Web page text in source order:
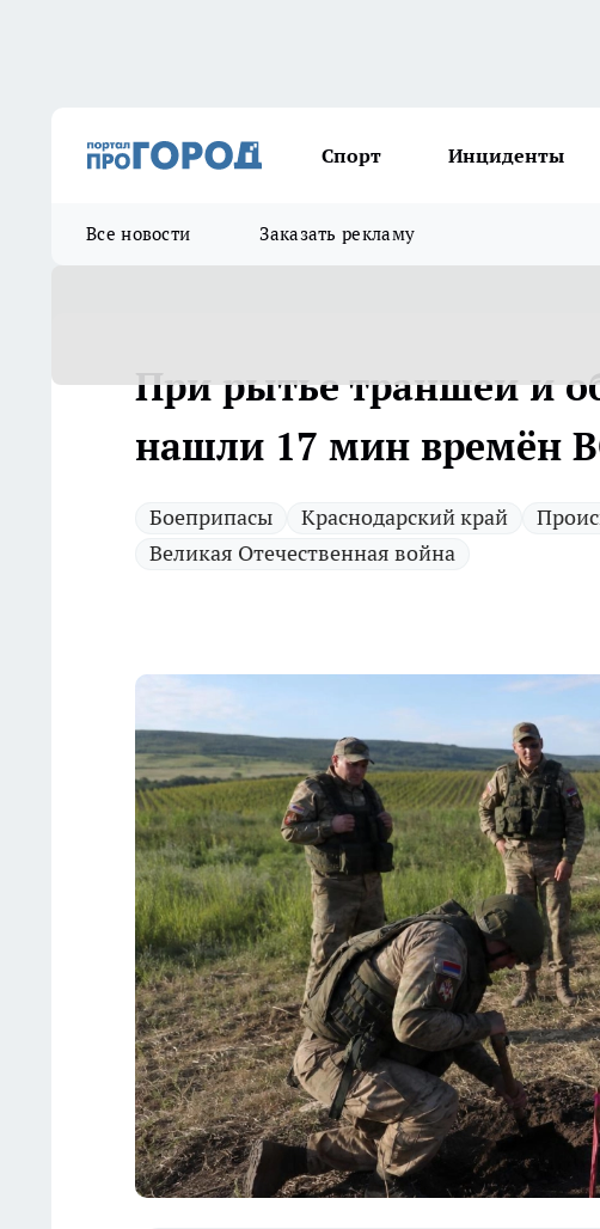
Спорт Инциденты
Все новости Заказать рекламу
При рытье траншеи и
нашли 17 мин времён
Боеприпасы Краснодарский край
Великая Отечественная война